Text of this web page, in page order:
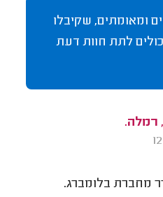
ומאומתים, שקיבלו
לתת חוות דעת
רמלה.
מחברת בלומברג.